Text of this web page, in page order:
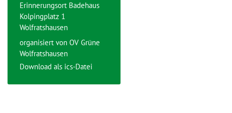
Erinnerungsort Badehaus
Kolpingplatz 1
Wolfratshausen
organisiert von OV Grüne
Wolfratshausen
Download als ics-Datei